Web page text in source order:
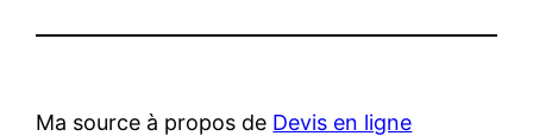
Ma source à propos de Devis en ligne